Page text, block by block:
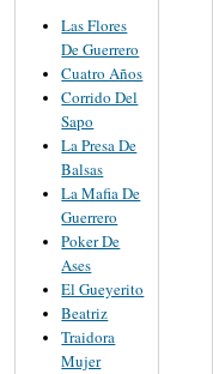
Las Flores
De Guerrero
Cuatro Años
Corrido Del
Sapo
La Presa De
Balsas
La Mafia De
Guerrero
Poker De
Ases
El Gueyerito
Beatriz
Traidora
Mujer